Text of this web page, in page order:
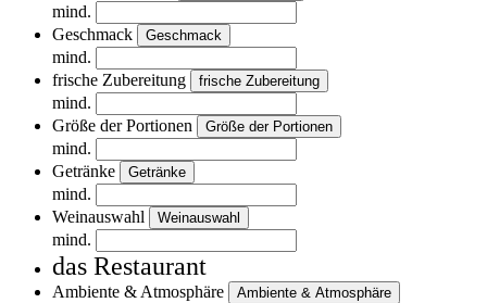
mind.
Geschmack
Geschmack
mind.
frische Zubereitung
frische Zubereitung
mind.
Größe der Portionen
Größe der Portionen
mind.
Getränke
Getränke
mind.
Weinauswahl
Weinauswahl
mind.
das Restaurant
Ambiente & Atmosphäre Ambiente & Atmosphäre